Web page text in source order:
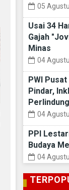
05
Usai 34
Gajah
Minas
04
PWI Pusat
Pindar,
04
PPI
Budaya
04